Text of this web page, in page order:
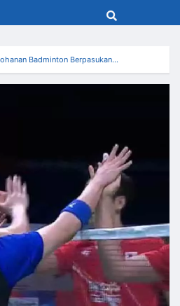
Badminton Berpasukan…